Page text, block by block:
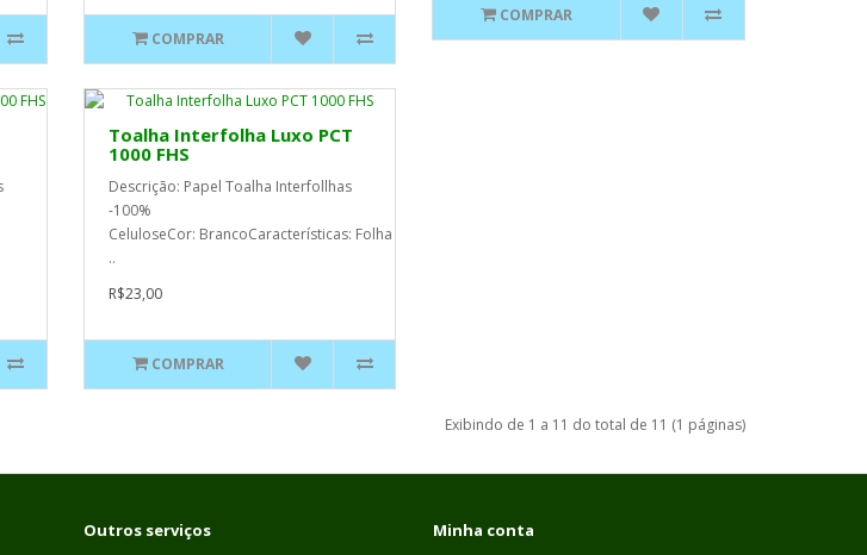
COMPRAR
COMPRAR
Toalha Interfolha Luxo PCT
1000 FHS
Descrição: Papel Toalha Interfollhas
-100%
CeluloseCor: BrancoCaracterísticas: Folha
..
R$23,00
COMPRAR
Exibindo de 1 a 11 do total de 11 (1 páginas)
Outros serviços Minha conta